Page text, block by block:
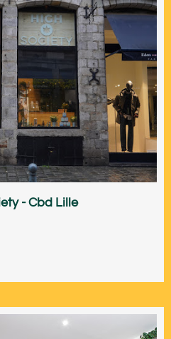
- Cbd Lille